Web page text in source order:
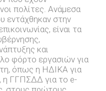
πολίτες. Ανάμεσα
εντάχθηκαν στην
είναι τα
και
φόρτο εργασιών για
όπως η ΗΔΙΚΑ για
η ΓΓΠΣΔΔ για το e-